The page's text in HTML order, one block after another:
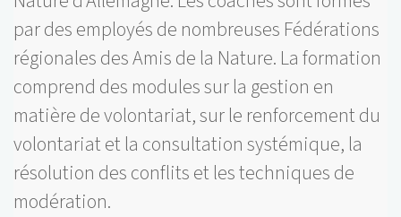
par des employés de nombreuses Fédérations
régionales des Amis de la Nature. La formation
comprend des modules sur la gestion en
matière de volontariat, sur le renforcement du
volontariat et la consultation systémique, la
résolution des conflits et les techniques de
modération.